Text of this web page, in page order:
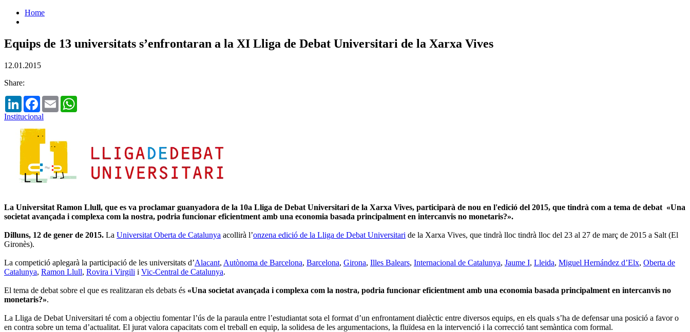
Home
Equips de 13 universitats s’enfrontaran a la XI Lliga de Debat Universitari de la Xarxa Vives
12.01.2015
Share:
LinkedInFacebook
Email
Institucional
La Universitat Ramon Llull, que es va proclamar guanyadora de la 10a Lliga de Debat Universitari de la Xarxa Vives, participarà de nou en l'edició del 2015, que tindrà com a tema de debat «Una
societat avançada i complexa com la nostra, podria funcionar eficientment amb una economia basada principalment en intercanvis no monetaris?».
Dilluns, 12 de gener de 2015. La Universitat Oberta de Catalunya acollirà l’onzena edició de la Lliga de Debat Universitari de la Xarxa Vives, que tindrà lloc tindrà lloc del 23 al 27 de març de 2015 a Salt (El
Gironès).
La competició aplegarà la participació de les universitats d’Alacant, Autònoma de Barcelona, Barcelona, Girona, Illes Balears, Internacional de Catalunya, Jaume I, Lleida, Miguel Hernández d’Elx, Oberta de
Catalunya, Ramon Llull, Rovira i Virgili i Vic-Central de Catalunya.
El tema de debat sobre el que es realitzaran els debats és «Una societat avançada i complexa com la nostra, podria funcionar eficientment amb una economia basada principalment en intercanvis no
monetaris?».
La Lliga de Debat Universitari té com a objectiu fomentar l’ús de la paraula entre l’estudiantat sota el format d’un enfrontament dialèctic entre diversos equips, en els quals s’ha de defensar una posició a favor o
en contra sobre un tema d’actualitat. El jurat valora capacitats com el treball en equip, la solidesa de les argumentacions, la fluïdesa en la intervenció i la correcció tant semàntica com formal.